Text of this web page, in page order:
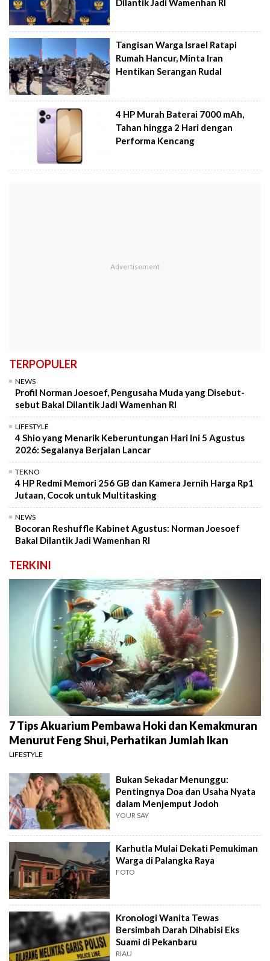
Dilantik Jadi Wamenhan RI
Tangisan Warga Israel Ratapi
Rumah Hancur, Minta Iran
Hentikan Serangan Rudal
4 HP Murah Baterai 7000 mAh,
Tahan hingga 2 Hari dengan
Performa Kencang
TERPOPULER
NEWS
Profil Norman Joesoef, Pengusaha Muda yang Disebut-
sebut Bakal Dilantik Jadi Wamenhan RI
LIFESTYLE
4 Shio yang Menarik Keberuntungan Hari Ini 5 Agustus
2026: Segalanya Berjalan Lancar
TEKNO
4 HP Redmi Memori 256 GB dan Kamera Jernih Harga Rp1
Jutaan, Cocok untuk Multitasking
NEWS
Bocoran Reshuffle Kabinet Agustus: Norman Joesoef
Bakal Dilantik Jadi Wamenhan RI
TERKINI
7 Tips Akuarium Pembawa Hoki dan Kemakmuran
Menurut Feng Shui, Perhatikan Jumlah Ikan
LIFESTYLE
Bukan Sekadar Menunggu:
Pentingnya Doa dan Usaha Nyata
dalam Menjemput Jodoh
YOUR SAY
Karhutla Mulai Dekati Pemukiman
Warga di Palangka Raya
FOTO
Kronologi Wanita Tewas
Bersimbah Darah Dihabisi Eks
Suami di Pekanbaru
RIAU